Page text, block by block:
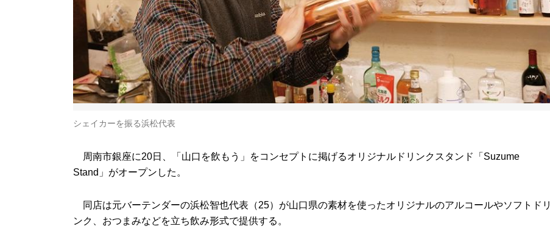
シェイカーを振る浜松代表
周南市銀座に20日、「山口を飲もう」をコンセプトに掲げるオリジナルドリンクスタンド「Suzume
Stand」がオープンした。
同店は元バーテンダーの浜松智也代表（25）が山口県の素材を使ったオリジナルのアルコールやソフトドリ
ンク、おつまみなどを立ち飲み形式で提供する。